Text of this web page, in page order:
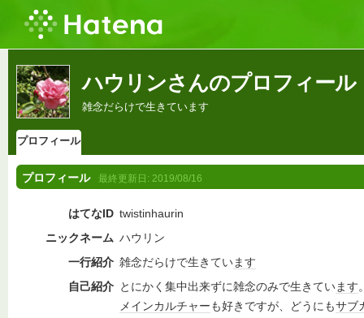
ハウリンさんのプロフィール
雑念だらけで生きています
プロフィール
プロフィール 最終更新日: 2019/08/16
はてなID twistinhaurin
ニックネーム ハウリン
一行紹介 雑念だらけで生きています
自己紹介 とにかく集中出来ずに雑念のみで生きています
メインカルチャーも好きですが、どうにもサブ